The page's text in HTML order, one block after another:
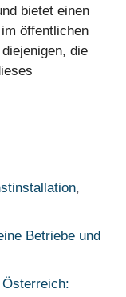
bietet einen
öffentlichen
die
,
Betriebe und
Österreich: